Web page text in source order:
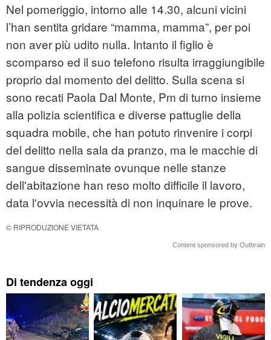
Nel pomeriggio, intorno alle 14.30, alcuni vicini
l’han sentita gridare “mamma, mamma”, per poi
non aver più udito nulla. Intanto il figlio è
scomparso ed il suo telefono risulta irraggiungibile
proprio dal momento del delitto. Sulla scena si
sono recati Paola Dal Monte, Pm di turno insieme
alla polizia scientifica e diverse pattuglie della
squadra mobile, che han potuto rinvenire i corpi
del delitto nella sala da pranzo, ma le macchie di
sangue disseminate ovunque nelle stanze
dell'abitazione han reso molto difficile il lavoro,
data l'ovvia necessità di non inquinare le prove.
© RIPRODUZIONE VIETATA
Content sponsored by Outbrain
Di tendenza oggi